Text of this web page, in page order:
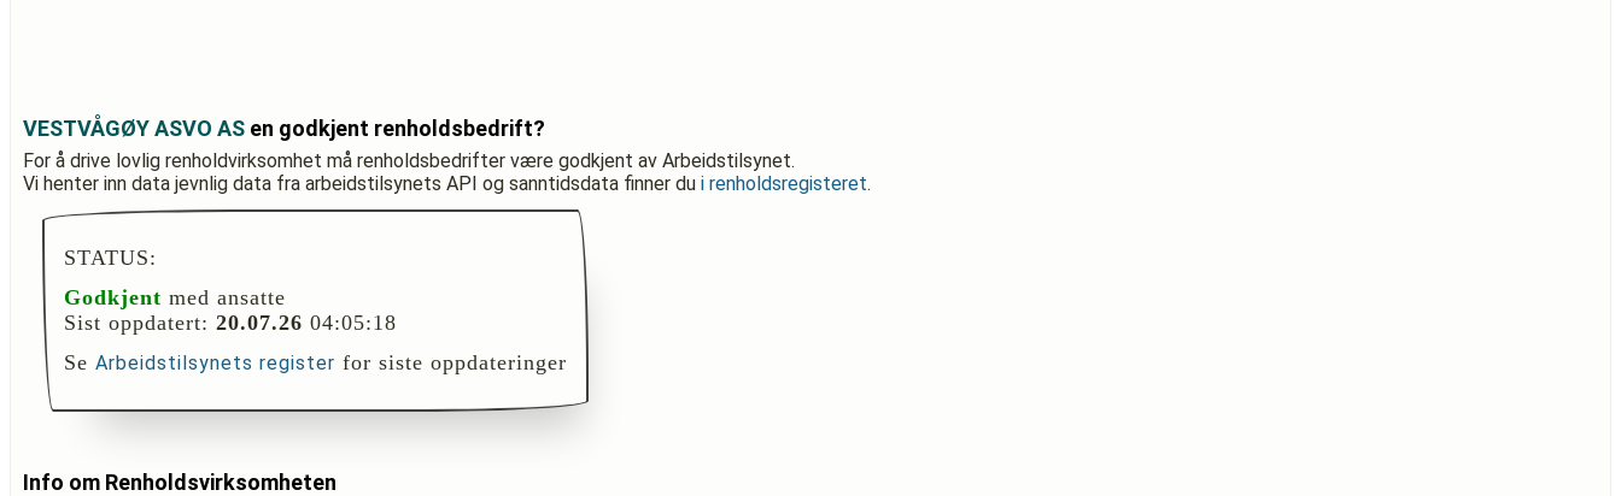
VESTVÅGØY ASVO AS en godkjent renholdsbedrift?
For å drive lovlig renholdvirksomhet må renholdsbedrifter være godkjent av Arbeidstilsynet.
Vi henter inn data jevnlig data fra arbeidstilsynets API og sanntidsdata finner du i renholdsregisteret.
STATUS:
Godkjent med ansatte
Sist oppdatert: 20.07.26 04:05:18
Se Arbeidstilsynets register for siste oppdateringer
Info om Renholdsvirksomheten